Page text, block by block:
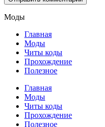
Моды
Главная
Моды
Читы коды
Прохождение
Полезное
Главная
Моды
Читы коды
Прохождение
Полезное